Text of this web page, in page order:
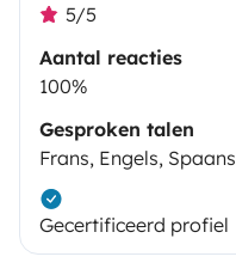
5/5
Aantal reacties
100%
Gesproken talen
Frans, Engels, Spaans
Gecertificeerd profiel